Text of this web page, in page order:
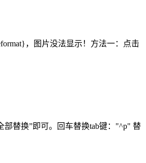
，图片没法显示！方法一：点击
替换”即可。回车替换tab键："^p" 替